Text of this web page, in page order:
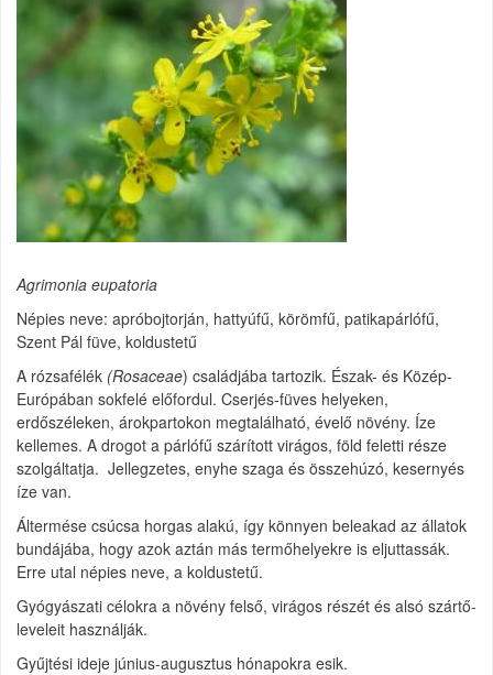
Agrimonia eupatoria
Népies neve: apróbojtorján, hattyúfű, körömfű, patikapárlófű,
Szent Pál füve, koldustetű
A rózsafélék (Rosaceae) családjába tartozik. Észak- és Közép-
Európában sokfelé előfordul. Cserjés-füves helyeken,
erdőszéleken, árokpartokon megtalálható, évelő növény. Íze
kellemes. A drogot a párlófű szárított virágos, föld feletti része
szolgáltatja. Jellegzetes, enyhe szaga és összehúzó, kesernyés
íze van.
Áltermése csúcsa horgas alakú, így könnyen beleakad az állatok
bundájába, hogy azok aztán más termőhelyekre is eljuttassák.
Erre utal népies neve, a koldustetű.
Gyógyászati célokra a növény felső, virágos részét és alsó szártő-
leveleit használják.
Gyűjtési ideje június-augusztus hónapokra esik.